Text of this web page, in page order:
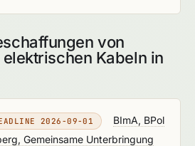
von
Kabeln in
2026-09-01
BImA, BPol
Gemeinsame Unterbringung